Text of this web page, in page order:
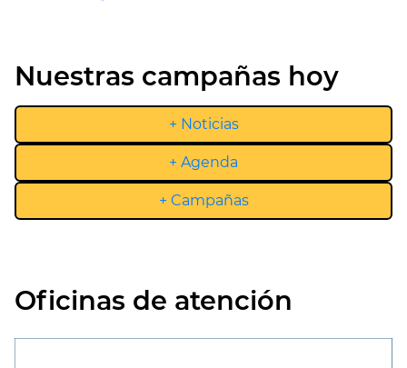
Nuestras campañas hoy
+ Noticias
+ Agenda
+ Campañas
Oficinas de atención